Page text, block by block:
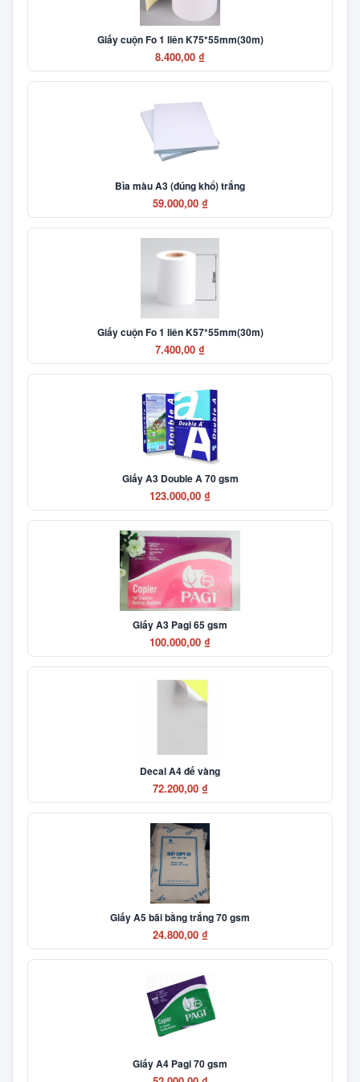
Giấy cuộn Fo 1 liên K75*55mm(30m)
8.400,00 ₫
Bìa màu A3 (đúng khổ) trắng
59.000,00 ₫
Giấy cuộn Fo 1 liên K57*55mm(30m)
7.400,00 ₫
Giấy A3 Double A 70 gsm
123.000,00 ₫
Giấy A3 Pagi 65 gsm
100.000,00 ₫
Decal A4 đế vàng
72.200,00 ₫
Giấy A5 bãi bằng trắng 70 gsm
24.800,00 ₫
Giấy A4 Pagi 70 gsm